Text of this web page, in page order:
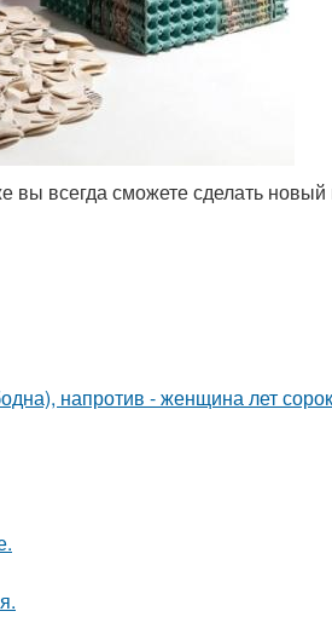
вы всегда сможете сделать
напротив - женщина лет